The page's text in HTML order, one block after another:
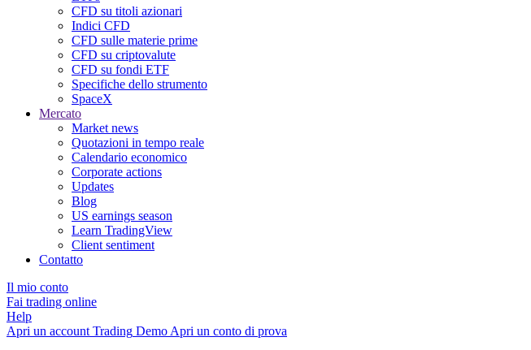
CFD su titoli azionari
Indici CFD
CFD sulle materie prime
CFD su criptovalute
CFD su fondi ETF
Specifiche dello strumento
SpaceX
Mercato
Market news
Quotazioni in tempo reale
Calendario economico
Corporate actions
Updates
Blog
US earnings season
Learn TradingView
Client sentiment
Contatto
Il mio conto
Fai trading online
Help
Apri un account Trading Demo Apri un conto di prova